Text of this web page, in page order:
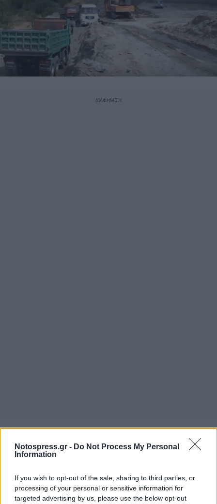
Notospress.gr - Do Not Process My Personal
Information
If you wish to opt-out of the sale, sharing to third parties, or
processing of your personal or sensitive information for
targeted advertising by us, please use the below opt-out